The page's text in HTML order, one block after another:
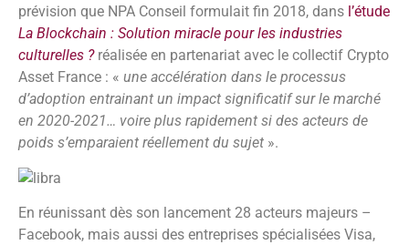
prévision que NPA Conseil formulait fin 2018, dans l’étude
La Blockchain : Solution miracle pour les industries
culturelles ?réalisée en partenariat avec le collectif Crypto
Asset France : « une accélération dans le processus
d’adoption entrainant un impact significatif sur le marché
en 2020-2021… voire plus rapidement si des acteurs de
poids s’emparaient réellement du sujet ».
En réunissant dès son lancement 28 acteurs majeurs –
Facebook, mais aussi des entreprises spécialisées Visa,